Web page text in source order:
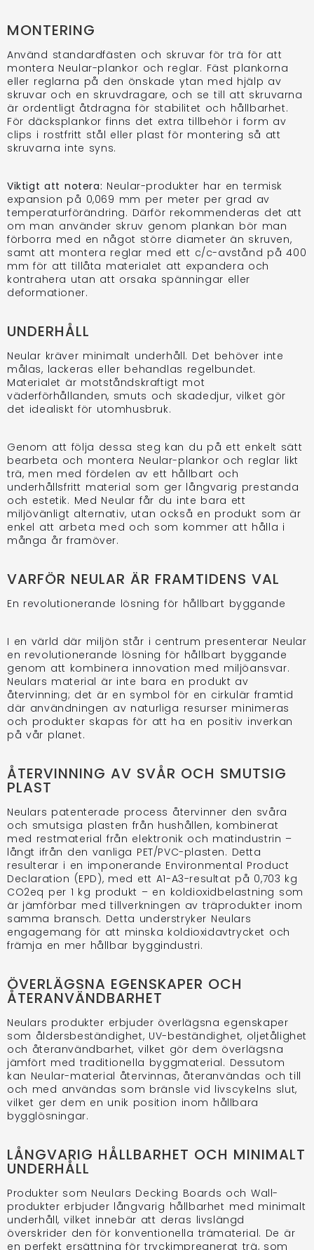
MONTERING
Använd standardfästen och skruvar för trä för att
montera Neular-plankor och reglar. Fäst plankorna
eller reglarna på den önskade ytan med hjälp av
skruvar och en skruvdragare, och se till att skruvarna
är ordentligt åtdragna för stabilitet och hållbarhet.
För däcksplankor finns det extra tillbehör i form av
clips i rostfritt stål eller plast för montering så att
skruvarna inte syns.
Viktigt att notera: Neular-produkter har en termisk
expansion på 0,069 mm per meter per grad av
temperaturförändring. Därför rekommenderas det att
om man använder skruv genom plankan bör man
förborra med en något större diameter än skruven,
samt att montera reglar med ett c/c-avstånd på 400
mm för att tillåta materialet att expandera och
kontrahera utan att orsaka spänningar eller
deformationer.
UNDERHÅLL
Neular kräver minimalt underhåll. Det behöver inte
målas, lackeras eller behandlas regelbundet.
Materialet är motståndskraftigt mot
väderförhållanden, smuts och skadedjur, vilket gör
det idealiskt för utomhusbruk.
Genom att följa dessa steg kan du på ett enkelt sätt
bearbeta och montera Neular-plankor och reglar likt
trä, men med fördelen av ett hållbart och
underhållsfritt material som ger långvarig prestanda
och estetik. Med Neular får du inte bara ett
miljövänligt alternativ, utan också en produkt som är
enkel att arbeta med och som kommer att hålla i
många år framöver.
VARFÖR NEULAR ÄR FRAMTIDENS VAL
En revolutionerande lösning för hållbart byggande
I en värld där miljön står i centrum presenterar Neular
en revolutionerande lösning för hållbart byggande
genom att kombinera innovation med miljöansvar.
Neulars material är inte bara en produkt av
återvinning; det är en symbol för en cirkulär framtid
där användningen av naturliga resurser minimeras
och produkter skapas för att ha en positiv inverkan
på vår planet.
ÅTERVINNING AV SVÅR OCH SMUTSIG
PLAST
Neulars patenterade process återvinner den svåra
och smutsiga plasten från hushållen, kombinerat
med restmaterial från elektronik och matindustrin –
långt ifrån den vanliga PET/PVC-plasten. Detta
resulterar i en imponerande Environmental Product
Declaration (EPD), med ett A1-A3-resultat på 0,703 kg
CO2eq per 1 kg produkt – en koldioxidbelastning som
är jämförbar med tillverkningen av träprodukter inom
samma bransch. Detta understryker Neulars
engagemang för att minska koldioxidavtrycket och
främja en mer hållbar byggindustri.
ÖVERLÄGSNA EGENSKAPER OCH
ÅTERANVÄNDBARHET
Neulars produkter erbjuder överlägsna egenskaper
som åldersbeständighet, UV-beständighet, oljetålighet
och återanvändbarhet, vilket gör dem överlägsna
jämfört med traditionella byggmaterial. Dessutom
kan Neular-material återvinnas, återanvändas och till
och med användas som bränsle vid livscykelns slut,
vilket ger dem en unik position inom hållbara
bygglösningar.
LÅNGVARIG HÅLLBARHET OCH MINIMALT
UNDERHÅLL
Produkter som Neulars Decking Boards och Wall-
produkter erbjuder långvarig hållbarhet med minimalt
underhåll, vilket innebär att deras livslängd
överskrider den för konventionella trämaterial. De är
en perfekt ersättning för tryckimpregnerat trä, som